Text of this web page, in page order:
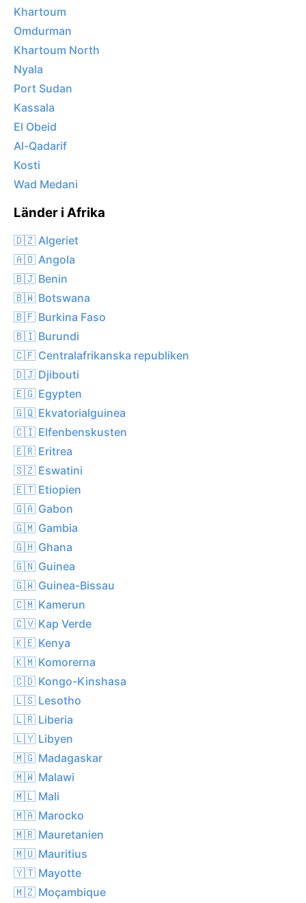
Khartoum
Omdurman
Khartoum North
Nyala
Port Sudan
Kassala
El Obeid
Al-Qadarif
Kosti
Wad Medani
Länder i Afrika
🇩🇿 Algeriet
🇦🇴 Angola
🇧🇯 Benin
🇧🇼 Botswana
🇧🇫 Burkina Faso
🇧🇮 Burundi
🇨🇫 Centralafrikanska republiken
🇩🇯 Djibouti
🇪🇬 Egypten
🇬🇶 Ekvatorialguinea
🇨🇮 Elfenbenskusten
🇪🇷 Eritrea
🇸🇿 Eswatini
🇪🇹 Etiopien
🇬🇦 Gabon
🇬🇲 Gambia
🇬🇭 Ghana
🇬🇳 Guinea
🇬🇼 Guinea-Bissau
🇨🇲 Kamerun
🇨🇻 Kap Verde
🇰🇪 Kenya
🇰🇲 Komorerna
🇨🇩 Kongo-Kinshasa
🇱🇸 Lesotho
🇱🇷 Liberia
🇱🇾 Libyen
🇲🇬 Madagaskar
🇲🇼 Malawi
🇲🇱 Mali
🇲🇦 Marocko
🇲🇷 Mauretanien
🇲🇺 Mauritius
🇾🇹 Mayotte
🇲🇿 Moçambique